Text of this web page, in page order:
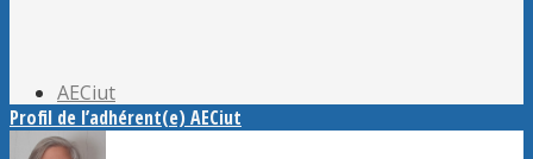
AECiut
Profil de l’adhérent(e) AECiut